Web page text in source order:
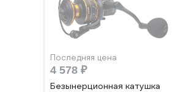
Последняя цена
4 578 ₽
Безынерционная катушка